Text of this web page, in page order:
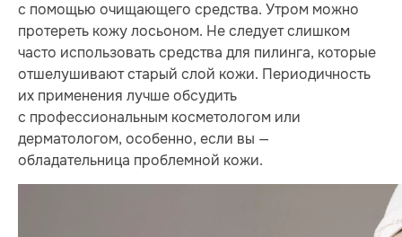
с помощью очищающего средства. Утром можно
протереть кожу лосьоном. Не следует слишком
часто использовать средства для пилинга, которые
отшелушивают старый слой кожи. Периодичность
их применения лучше обсудить
с профессиональным косметологом или
дерматологом, особенно, если вы —
обладательница проблемной кожи.